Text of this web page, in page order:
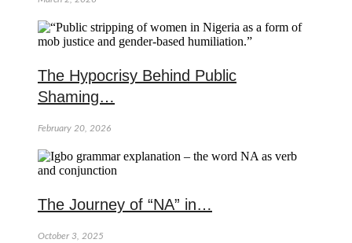
The Hypocrisy Behind Public
Shaming…
February 20, 2026
The Journey of “NA” in…
October 3, 2025